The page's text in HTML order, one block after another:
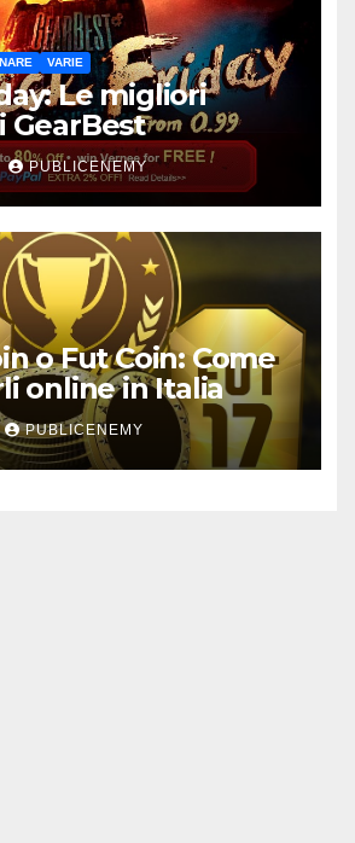
VARIE
Le migliori
PUBLICENEMY
o Fut Coin: Come
online in Italia
PUBLICENEMY